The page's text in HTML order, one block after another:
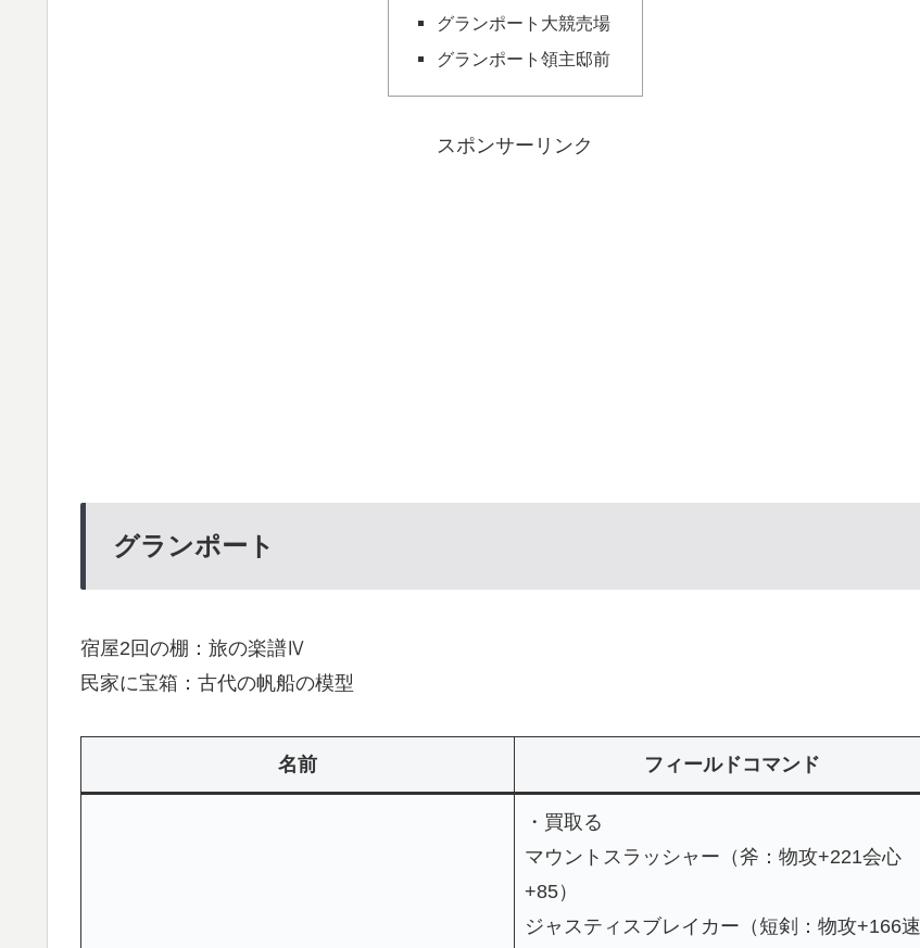
グランポート大競売場
グランポート領主邸前
スポンサーリンク
グランポート
宿屋2回の棚：旅の楽譜Ⅳ
民家に宝箱：古代の帆船の模型
名前 フィールドコマンド
・買取る
マウントスラッシャー（斧：物攻+221会心
+85）
ジャスティスブレイカー（短剣：物攻+166速